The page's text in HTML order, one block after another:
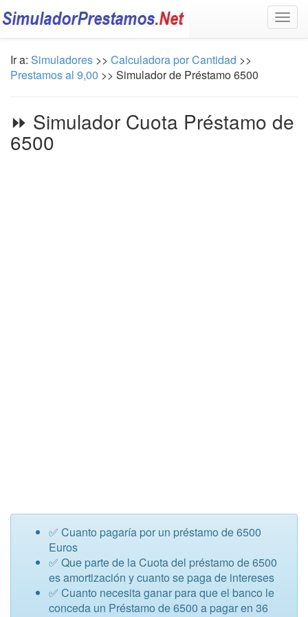
Ir a: Simuladores >> Calculadora por Cantidad >>
Prestamos al 9,00 >> Simulador de Préstamo 6500
⏩ Simulador Cuota Préstamo de
6500
✅ Cuanto pagaría por un préstamo de 6500
Euros
✅ Que parte de la Cuota del préstamo de 6500
es amortización y cuanto se paga de intereses
✅ Cuanto necesita ganar para que el banco le
conceda un Préstamo de 6500 a pagar en 36